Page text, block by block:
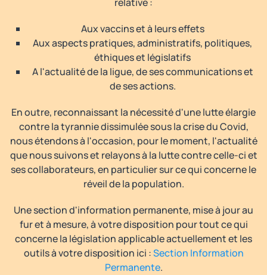
Aux vaccins et à leurs effets
Aux aspects pratiques, administratifs, politiques,
éthiques et législatifs
A l'actualité de la ligue, de ses communications et
de ses actions.
En outre, reconnaissant la nécessité d'une lutte élargie
contre la tyrannie dissimulée sous la crise du Covid,
nous étendons à l'occasion, pour le moment, l'actualité
que nous suivons et relayons à la lutte contre celle-ci et
ses collaborateurs, en particulier sur ce qui concerne le
réveil de la population.
Une section d'information permanente, mise à jour au
fur et à mesure, à votre disposition pour tout ce qui
concerne la législation applicable actuellement et les
outils à votre disposition ici :Section Information
Permanente.